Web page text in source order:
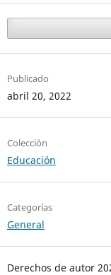
Publicado
abril 20, 2022
Colección
Educación
Categorías
General
Derechos de autor